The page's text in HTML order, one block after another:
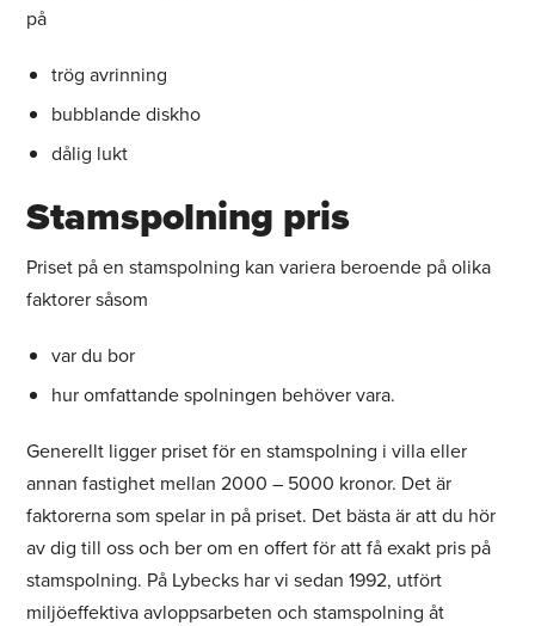
på
trög avrinning
bubblande diskho
dålig lukt
Stamspolning pris
Priset på en stamspolning kan variera beroende på olika
faktorer såsom
var du bor
hur omfattande spolningen behöver vara.
Generellt ligger priset för en stamspolning i villa eller
annan fastighet mellan 2000 – 5000 kronor. Det är
faktorerna som spelar in på priset. Det bästa är att du hör
av dig till oss och ber om en offert för att få exakt pris på
stamspolning. På Lybecks har vi sedan 1992, utfört
miljöeffektiva avloppsarbeten och stamspolning åt